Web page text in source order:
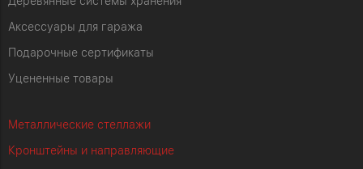
Аксессуары для гаража
Подарочные сертификаты
Уцененные товары
Металлические стеллажи
Кронштейны и направляющие